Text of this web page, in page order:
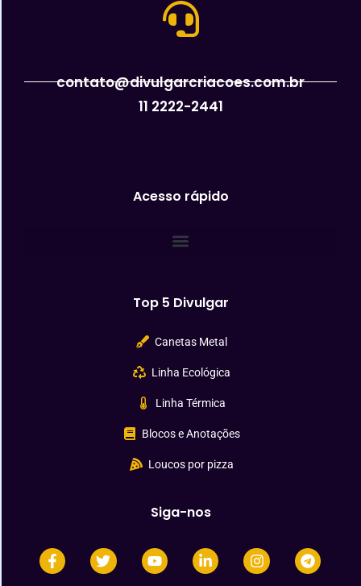
contato@divulgarcriacoes.com.br
11 2222-2441
Acesso rápido
Top 5 Divulgar
Canetas Metal
Linha Ecológica
Linha Térmica
Blocos e Anotações
Loucos por pizza
Siga-nos